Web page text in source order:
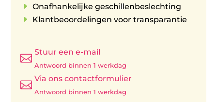
E Onafhankelijke geschillenbeslechting
E Klantbeoordelingen voor transparantie

Stuur een e-mail
Antwoord binnen 1 werkdag

Via ons contactformulier
Antwoord binnen 1 werkdag